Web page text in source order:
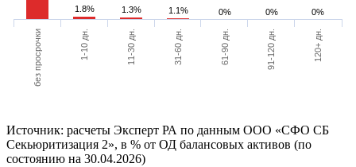
1.8% 1.3% 1.1% 0% 0% 0%
без просрочки 1-10 дн. 11-30 дн. 31-60 дн. 61-90 дн. 91-120 дн. 120+ дн.
Источник: расчеты Эксперт РА по данным ООО «СФО СБ
Секьюритизация 2», в % от ОД балансовых активов (по
состоянию на 30.04.2026)